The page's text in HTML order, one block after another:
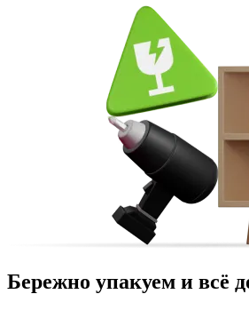
Бережно упакуем и всё